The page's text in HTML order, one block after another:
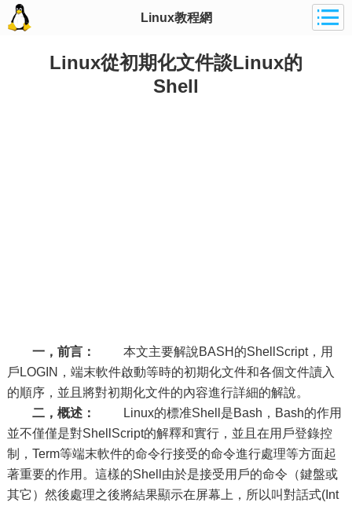
Linux教程網
Linux從初期化文件談Linux的
Shell
一，前言：
本文主要解說BASH的ShellScript，用
戶LOGIN，端末軟件啟動等時的初期化文件和各個文件讀入
的順序，並且將對初期化文件的內容進行詳細的解說。
二，概述：
Linux的標准Shell是Bash，Bash的作用
並不僅僅是對ShellScript的解釋和實行，並且在用戶登錄控
制，Term等端末軟件的命令行接受的命令進行處理等方面起
著重要的作用。這樣的Shell由於是接受用戶的命令（鍵盤或
其它）然後處理之後將結果顯示在屏幕上，所以叫對話式(Int